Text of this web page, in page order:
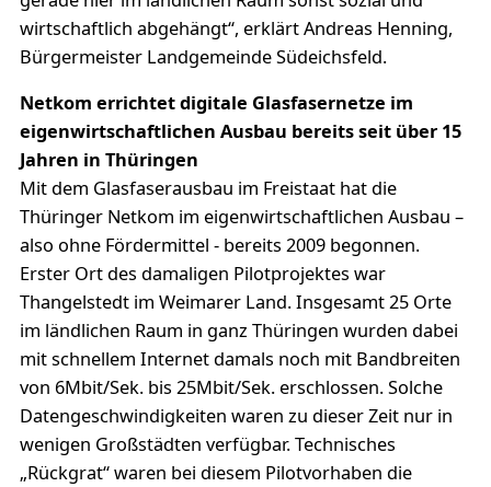
wirtschaftlich abgehängt“, erklärt Andreas Henning,
Bürgermeister Landgemeinde Südeichsfeld.
Netkom errichtet digitale Glasfasernetze im
eigenwirtschaftlichen Ausbau bereits seit über 15
Jahren in Thüringen
Mit dem Glasfaserausbau im Freistaat hat die
Thüringer Netkom im eigenwirtschaftlichen Ausbau –
also ohne Fördermittel - bereits 2009 begonnen.
Erster Ort des damaligen Pilotprojektes war
Thangelstedt im Weimarer Land. Insgesamt 25 Orte
im ländlichen Raum in ganz Thüringen wurden dabei
mit schnellem Internet damals noch mit Bandbreiten
von 6Mbit/Sek. bis 25Mbit/Sek. erschlossen. Solche
Datengeschwindigkeiten waren zu dieser Zeit nur in
wenigen Großstädten verfügbar. Technisches
„Rückgrat“ waren bei diesem Pilotvorhaben die